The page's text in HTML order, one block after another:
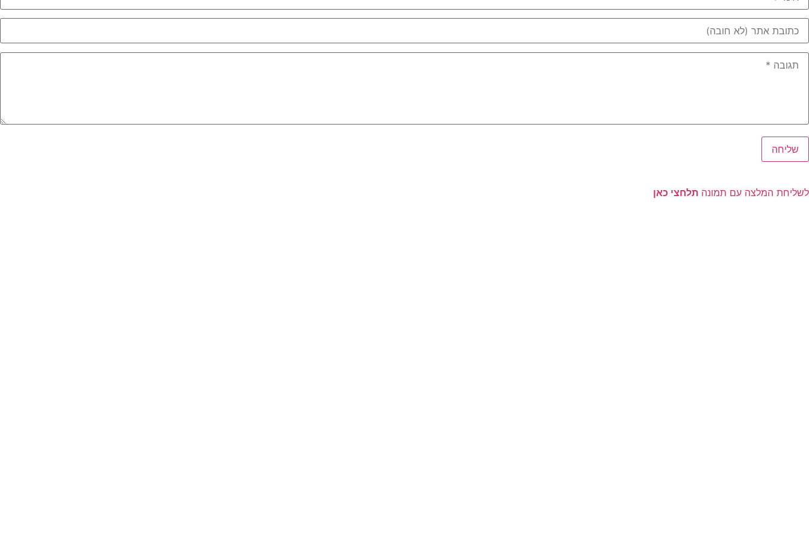
לשליחת המלצה עם תמונה תלחצי כאן